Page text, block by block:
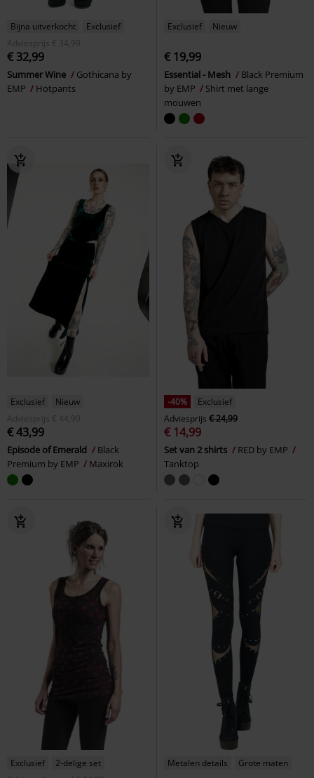
Bijna uitverkocht
Exclusief
Adviesprijs
€ 34,99
€ 32,99
Summer Wine
Gothicana by
EMP
Hotpants
Exclusief Nieuw
€ 19,99
Essential - Mesh
Black Premium
by EMP
Shirt met lange
mouwen
Exclusief
Nieuw
Adviesprijs
€ 44,99
€ 43,99
Episode of Emerald
Black
Premium by EMP
Maxirok
-40%
Exclusief
Adviesprijs € 24,99
€ 14,99
Set van 2 shirts
RED by EMP
Tanktop
Exclusief
2-delige set
Metalen details Grote maten